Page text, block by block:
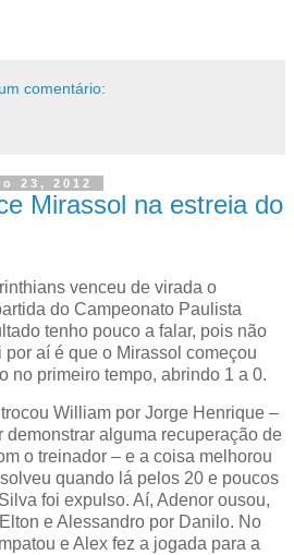
comentário:
23, 2012
Mirassol na estreia do
venceu de virada o
do Campeonato Paulista
tenho pouco a falar, pois não
aí é que o Mirassol começou
no primeiro tempo, abrindo 1 a 0.
William por Jorge Henrique –
demonstrar alguma recuperação de
o treinador – e a coisa melhorou
quando lá pelos 20 e poucos
foi expulso. Aí, Adenor ousou,
e Alessandro por Danilo. No
e Alex fez a jogada para a